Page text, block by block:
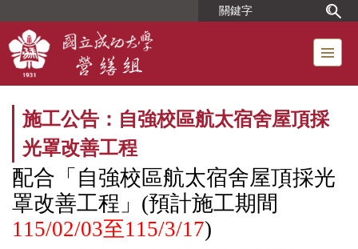
主
要
內
容
施工公告：自強校區航太宿舍屋頂採
光罩改善工程
配合 「自強校區航太宿舍屋頂採光
罩改善工程」 (預計施工期間
115/02/03至115/3/17)